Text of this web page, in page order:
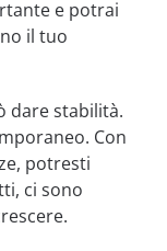
e potrai
il tuo
dare stabilità.
Con
potresti
ci sono